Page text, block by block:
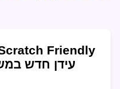
Friendly